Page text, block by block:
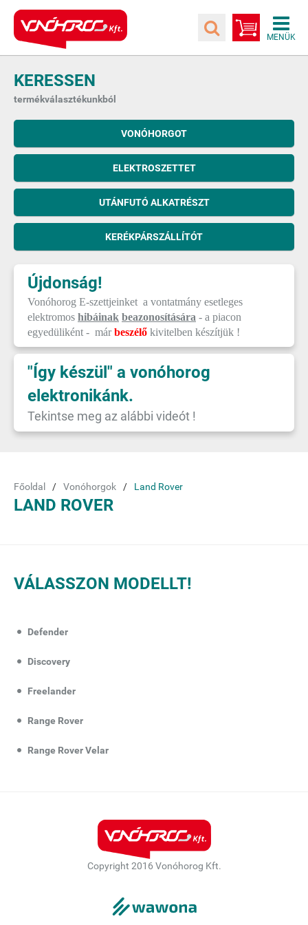
KERESSEN
termékválasztékunkból
VONÓHORGOT
ELEKTROSZETTET
UTÁNFUTÓ ALKATRÉSZT
KERÉKPÁRSZÁLLÍTÓT
Újdonság!
Vonóhorog E-szettjeinket a vontatmány esetleges
elektromos hibáinak beazonosítására - a piacon
egyedüliként - márbeszélő kivitelben készítjük !
"Így készül" a vonóhorog
elektronikánk.
Tekintse meg az alábbi videót !
Főoldal Vonóhorgok Land Rover
LAND ROVER
VÁLASSZON MODELLT!
Defender
Discovery
Freelander
Range Rover
Range Rover Velar
Copyright 2016 Vonóhorog Kft.